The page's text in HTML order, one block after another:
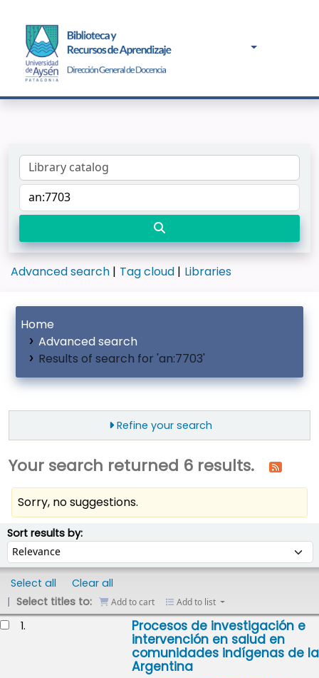
Advanced search Tag cloud Libraries
Home
Advanced search
Results of search for 'an:7703'
Refine your search
Your search returned 6 results.
Sorry, no suggestions.
Sort results by:Sort by:
Select all
Clear all
Select titles to:
Add to cart Add to list
1. Procesos de investigación e
intervención en salud en
comunidades indígenas de la
Argentina